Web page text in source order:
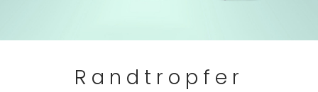
Randtropfer